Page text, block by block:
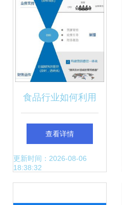
食品行业如何利用
协同运营平台精准
管控营销费用
查看详情
更新时间：2026-08-06
18:38:32